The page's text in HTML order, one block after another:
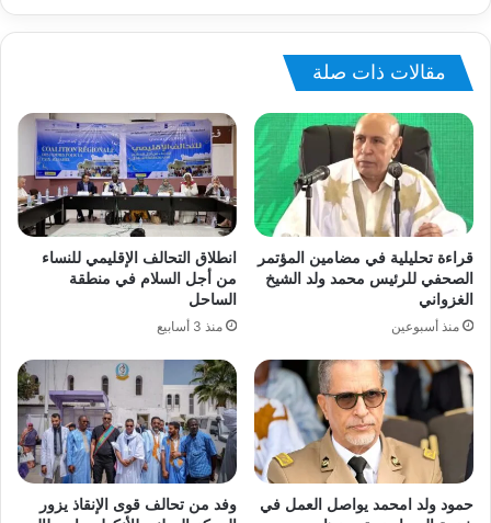
مقالات ذات صلة
قراءة تحليلية في مضامين المؤتمر
الصحفي للرئيس محمد ولد الشيخ
الغزواني
منذ أسبوعين
انطلاق التحالف الإقليمي للنساء
من أجل السلام في منطقة
الساحل
منذ 3 أسابيع
حمود ولد امحمد يواصل العمل في
وفد من تحالف قوى الإنقاذ يزور